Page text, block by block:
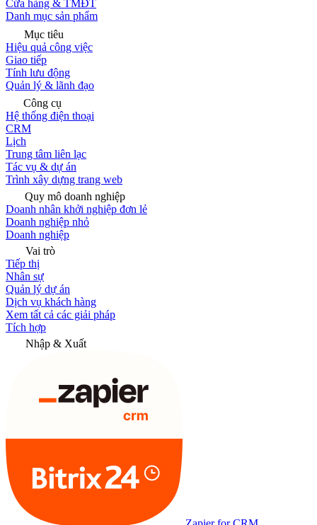
Cửa hàng & TMĐT
Danh mục sản phẩm
Mục tiêu
Hiệu quả công việc
Giao tiếp
Tính lưu động
Quản lý & lãnh đạo
Công cụ
Hệ thống điện thoại
CRM
Lịch
Trung tâm liên lạc
Tác vụ & dự án
Trình xây dựng trang web
Quy mô doanh nghiệp
Doanh nhân khởi nghiệp đơn lẻ
Doanh nghiệp nhỏ
Doanh nghiệp
Vai trò
Tiếp thị
Nhân sự
Quản lý dự án
Dịch vụ khách hàng
Xem tất cả các giải pháp
Tích hợp
Nhập & Xuất